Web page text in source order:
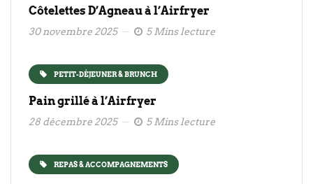
Côtelettes D’Agneau à l’Airfryer
30 novembre 2025 5 Mins lecture
PETIT-DÉJEUNER & BRUNCH
Pain grillé à l’Airfryer
28 décembre 2025 5 Mins lecture
REPAS & ACCOMPAGNEMENTS